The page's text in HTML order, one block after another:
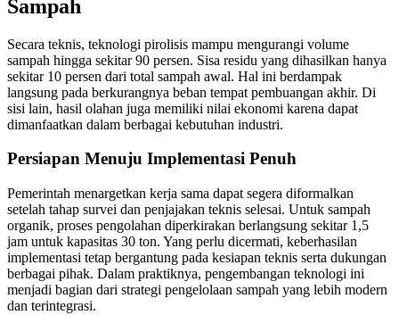
Sampah
Secara teknis, teknologi pirolisis mampu mengurangi volume
sampah hingga sekitar 90 persen. Sisa residu yang dihasilkan hanya
sekitar 10 persen dari total sampah awal. Hal ini berdampak
langsung pada berkurangnya beban tempat pembuangan akhir. Di
sisi lain, hasil olahan juga memiliki nilai ekonomi karena dapat
dimanfaatkan dalam berbagai kebutuhan industri.
Persiapan Menuju Implementasi Penuh
Pemerintah menargetkan kerja sama dapat segera diformalkan
setelah tahap survei dan penjajakan teknis selesai. Untuk sampah
organik, proses pengolahan diperkirakan berlangsung sekitar 1,5
jam untuk kapasitas 30 ton. Yang perlu dicermati, keberhasilan
implementasi tetap bergantung pada kesiapan teknis serta dukungan
berbagai pihak. Dalam praktiknya, pengembangan teknologi ini
menjadi bagian dari strategi pengelolaan sampah yang lebih modern
dan terintegrasi.